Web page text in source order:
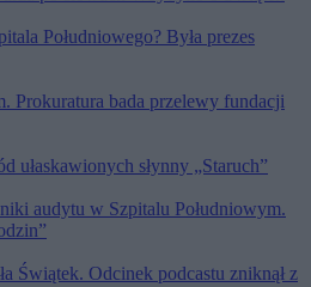
Południowego? Była prezes
Prokuratura bada przelewy fundacji
ułaskawionych słynny „Staruch”
audytu w Szpitalu Południowym.
Świątek. Odcinek podcastu zniknął z